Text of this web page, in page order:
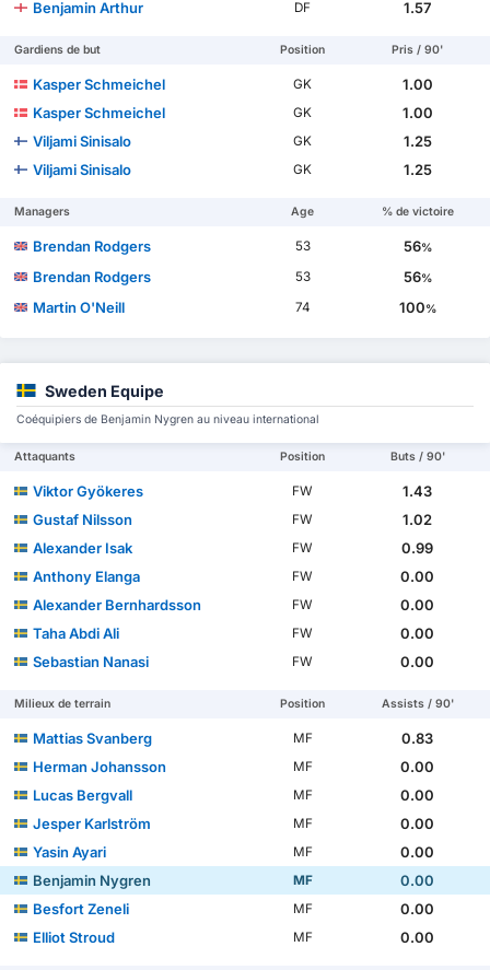
Benjamin Arthur
DF 1.57
Gardiens de but Position Pris / 90'
Kasper Schmeichel GK
1.00
Kasper Schmeichel
GK
1.00
Viljami Sinisalo
GK
1.25
Viljami Sinisalo
GK 1.25
Managers Age % de victoire
Brendan Rodgers 53 56%
Brendan Rodgers 53 56%
Martin O'Neill 74 100%
Sweden Equipe
Coéquipiers de Benjamin Nygren au niveau international
Attaquants Position Buts / 90'
Viktor Gyökeres FW
1.43
Gustaf Nilsson
FW
1.02
Alexander Isak
FW
0.99
Anthony Elanga
FW
0.00
Alexander Bernhardsson
FW
0.00
Taha Abdi Ali
FW
0.00
Sebastian Nanasi
FW 0.00
Milieux de terrain Position Assists / 90'
Mattias Svanberg MF
0.83
Herman Johansson
MF
0.00
Lucas Bergvall
MF
0.00
Jesper Karlström
MF
0.00
Yasin Ayari
MF
0.00
Benjamin Nygren
MF
0.00
Besfort Zeneli
MF
0.00
Elliot Stroud
MF 0.00